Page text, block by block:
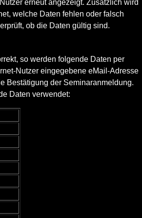
erneut angezeigt. Zusätzlich wird
welche Daten fehlen oder falsch
ob die Daten gültig sind.
so werden folgende Daten per
Nutzer eingegebene eMail-Adresse
Bestätigung der Seminaranmeldung.
Daten verwendet: